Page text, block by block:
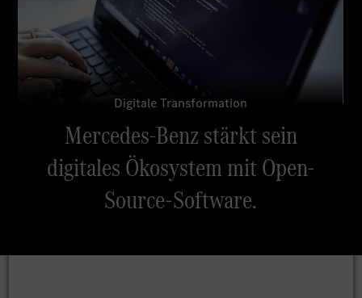
Digitale Transformation
Mercedes-Benz stärkt sein
digitales Ökosystem mit Open-
Source-Software.